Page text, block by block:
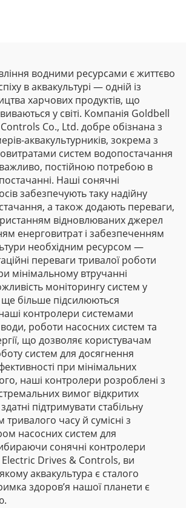
водними ресурсами є життєво
в аквакультурі — одній із
харчових продуктів, що
у світі. Компанія Goldbell
Co., Ltd. добре обізнана з
аквакультурників, зокрема з
систем водопостачання
постійною потребою в
Наші сонячні
забезпечують таку надійну
а також додають переваги,
відновлюваних джерел
енерговитрат і забезпеченням
необхідним ресурсом —
переваги тривалої роботи
мінімальному втручанні
моніторингу систем у
більше підсилюються
контролери системами
роботи насосних систем та
що дозволяє користувачам
систем для досягнення
при мінімальних
наші контролери розроблені з
вимог відкритих
підтримувати стабільну
часу й сумісні з
насосних систем для
сонячні контролери
Electric Drives & Controls, ви
аквакультура є сталого
здоров’я нашої планети є